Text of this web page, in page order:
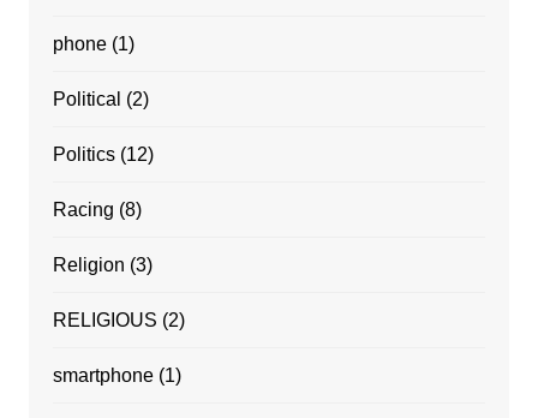
phone(1)
Political (2)
Politics(12)
Racing (8)
Religion (3)
RELIGIOUS (2)
smartphone(1)